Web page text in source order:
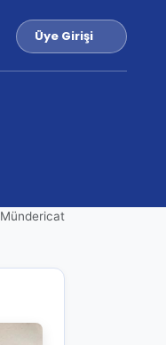
Üye Girişi
Mündericat